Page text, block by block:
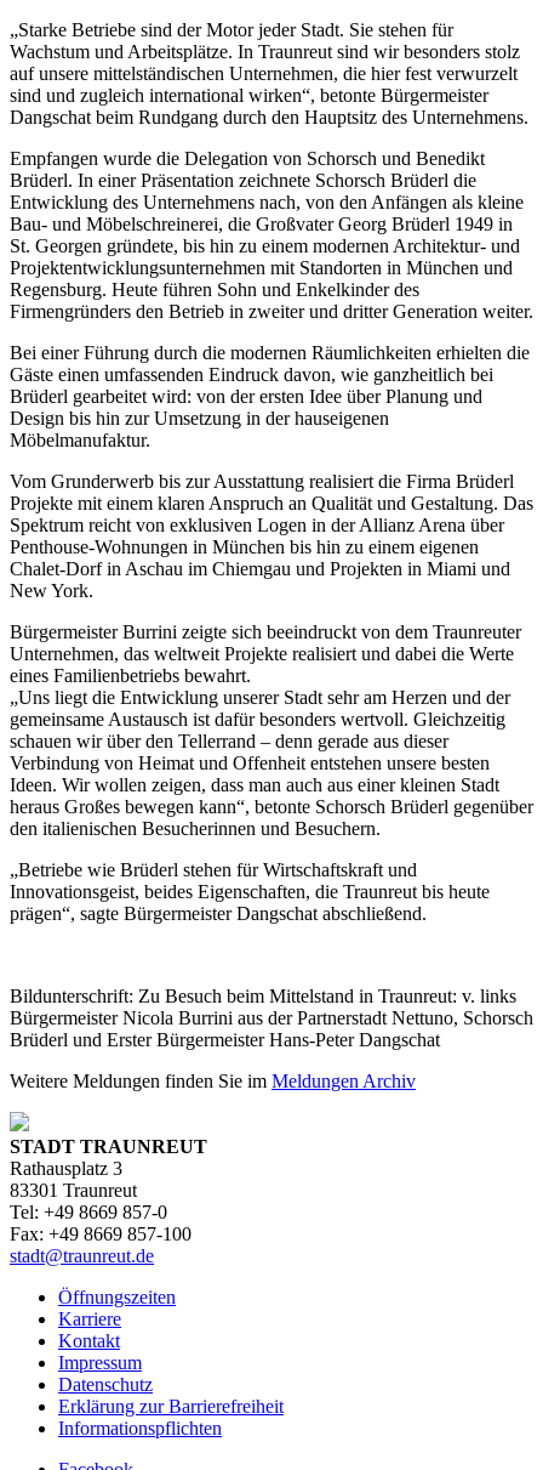
„Starke Betriebe sind der Motor jeder Stadt. Sie stehen für
Wachstum und Arbeitsplätze. In Traunreut sind wir besonders stolz
auf unsere mittelständischen Unternehmen, die hier fest verwurzelt
sind und zugleich international wirken“, betonte Bürgermeister
Dangschat beim Rundgang durch den Hauptsitz des Unternehmens.
Empfangen wurde die Delegation von Schorsch und Benedikt
Brüderl. In einer Präsentation zeichnete Schorsch Brüderl die
Entwicklung des Unternehmens nach, von den Anfängen als kleine
Bau- und Möbelschreinerei, die Großvater Georg Brüderl 1949 in
St. Georgen gründete, bis hin zu einem modernen Architektur- und
Projektentwicklungsunternehmen mit Standorten in München und
Regensburg. Heute führen Sohn und Enkelkinder des
Firmengründers den Betrieb in zweiter und dritter Generation weiter.
Bei einer Führung durch die modernen Räumlichkeiten erhielten die
Gäste einen umfassenden Eindruck davon, wie ganzheitlich bei
Brüderl gearbeitet wird: von der ersten Idee über Planung und
Design bis hin zur Umsetzung in der hauseigenen
Möbelmanufaktur.
Vom Grunderwerb bis zur Ausstattung realisiert die Firma Brüderl
Projekte mit einem klaren Anspruch an Qualität und Gestaltung. Das
Spektrum reicht von exklusiven Logen in der Allianz Arena über
Penthouse-Wohnungen in München bis hin zu einem eigenen
Chalet-Dorf in Aschau im Chiemgau und Projekten in Miami und
New York.
Bürgermeister Burrini zeigte sich beeindruckt von dem Traunreuter
Unternehmen, das weltweit Projekte realisiert und dabei die Werte
eines Familienbetriebs bewahrt.
„Uns liegt die Entwicklung unserer Stadt sehr am Herzen und der
gemeinsame Austausch ist dafür besonders wertvoll. Gleichzeitig
schauen wir über den Tellerrand – denn gerade aus dieser
Verbindung von Heimat und Offenheit entstehen unsere besten
Ideen. Wir wollen zeigen, dass man auch aus einer kleinen Stadt
heraus Großes bewegen kann“, betonte Schorsch Brüderl gegenüber
den italienischen Besucherinnen und Besuchern.
„Betriebe wie Brüderl stehen für Wirtschaftskraft und
Innovationsgeist, beides Eigenschaften, die Traunreut bis heute
prägen“, sagte Bürgermeister Dangschat abschließend.
Bildunterschrift: Zu Besuch beim Mittelstand in Traunreut: v. links
Bürgermeister Nicola Burrini aus der Partnerstadt Nettuno, Schorsch
Brüderl und Erster Bürgermeister Hans-Peter Dangschat
Weitere Meldungen finden Sie im Meldungen Archiv
STADT TRAUNREUT
Rathausplatz 3
83301 Traunreut
Tel: +49 8669 857-0
Fax: +49 8669 857-100
stadt@traunreut.de
Öffnungszeiten
Karriere
Kontakt
Impressum
Datenschutz
Erklärung zur Barrierefreiheit
Informationspflichten